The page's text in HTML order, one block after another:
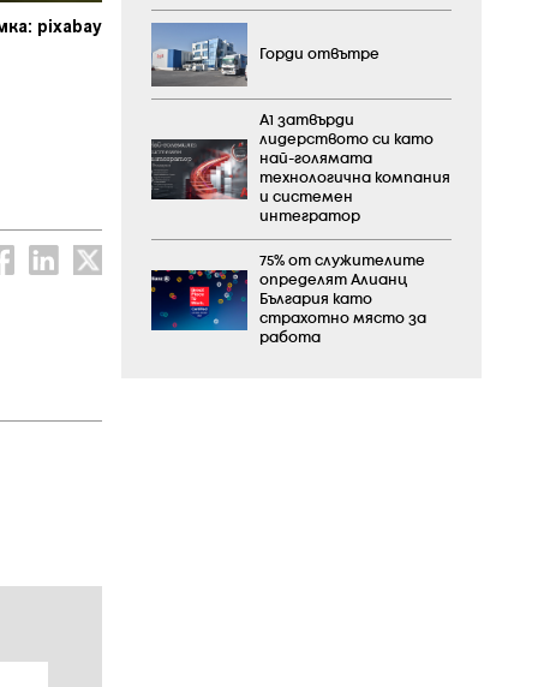
pixabay
Горди отвътре
А1 затвърди
лидерството си като
най-голямата
технологична компания
и системен
интегратор
75% от служителите
определят Алианц
България като
страхотно място за
работа